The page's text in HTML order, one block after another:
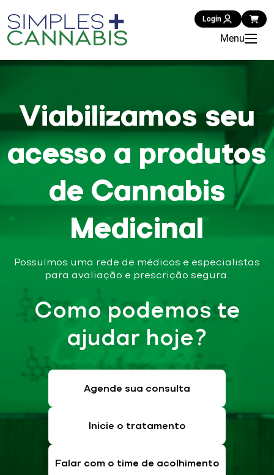
Login
Menu
Viabilizamos seu
acesso a produtos
de Cannabis
Medicinal
Possuímos uma rede de médicos e especialistas
para avaliação e prescrição segura.
Como podemos te
ajudar hoje?
Agende sua consulta
Inicie o tratamento
Falar com o time de acolhimento